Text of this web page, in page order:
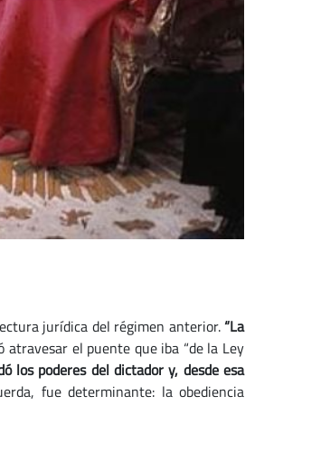
jurídica del régimen anterior. “La
el puente que iba “de la Ley
los poderes del dictador y, desde esa
fue determinante: la obediencia